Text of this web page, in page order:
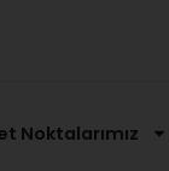
Noktalarımız